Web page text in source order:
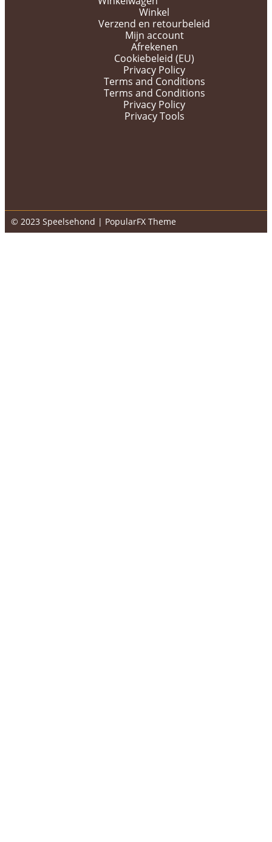
Winkel
Verzend en retourbeleid
Mijn account
Afrekenen
Cookiebeleid (EU)
Privacy Policy
Terms and Conditions
Terms and Conditions
Privacy Policy
Privacy Tools
© 2023 Speelsehond | PopularFX Theme